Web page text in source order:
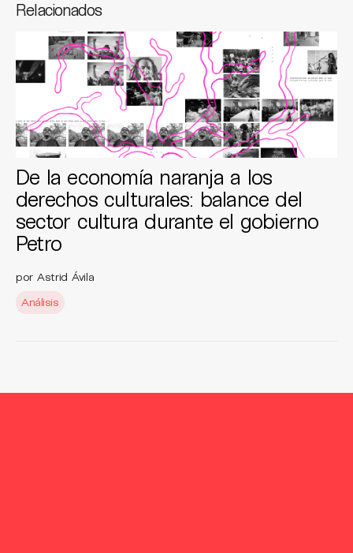
Relacionados
De la economía naranja a los
derechos culturales: balance del
sector cultura durante el gobierno
Petro
por Astrid Ávila
Análisis